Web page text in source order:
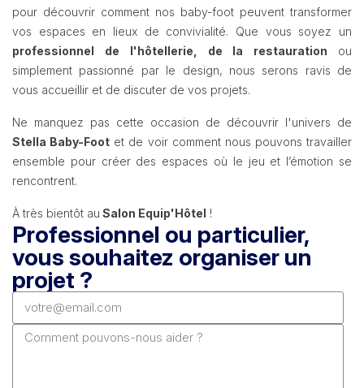
pour découvrir comment nos baby-foot peuvent transformer
vos espaces en lieux de convivialité. Que vous soyez un
professionnel de l'hôtellerie, de la restauration ou
simplement passionné par le design, nous serons ravis de
vous accueillir et de discuter de vos projets.
Ne manquez pas cette occasion de découvrir l'univers de
Stella Baby-Foot et de voir comment nous pouvons travailler
ensemble pour créer des espaces où le jeu et l’émotion se
rencontrent.
À très bientôt au Salon Equip'Hôtel !
Professionnel ou particulier,
vous souhaitez organiser un
projet ?